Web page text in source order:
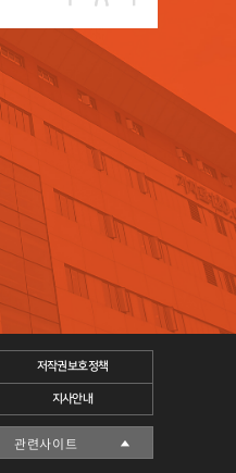
저작권보호정책
지사안내